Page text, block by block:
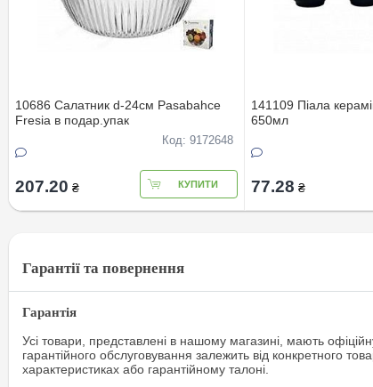
10686 Салатник d-24см Pasabahce
Fresia в подар.упак
Код: 9172648
207.20 ₴ КУПИТИ
141109 Пiала
650мл
77.28 ₴
Гарантії та повернення
Гарантія
Усі товари, представлені в нашому магазині, мають
гарантійного обслуговування залежить від конкретного
характеристиках або гарантійному талоні.